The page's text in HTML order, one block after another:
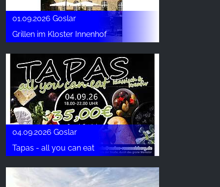
01.09.2026 Goslar
Grillen im Kloster Innenhof
04.09.2026 Goslar
Tapas - all you can eat